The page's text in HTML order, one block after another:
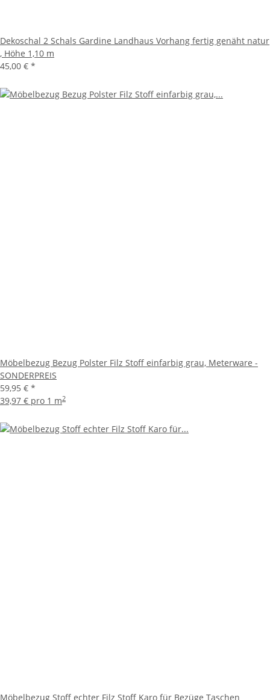
Dekoschal 2 Schals Gardine Landhaus Vorhang fertig genäht natur
, Höhe 1,10 m
45,00 € *
Möbelbezug Bezug Polster Filz Stoff einfarbig grau, Meterware -
SONDERPREIS
59,95 € *
39,97 € pro 1 m2
Möbelbezug Stoff echter Filz Stoff Karo für Bezüge Taschen